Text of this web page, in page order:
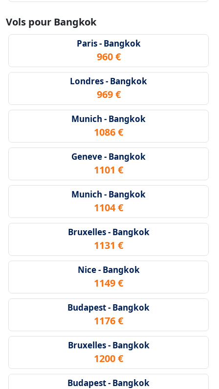
Vols pour Bangkok
Paris - Bangkok
960 €
Londres - Bangkok
969 €
Munich - Bangkok
1086 €
Geneve - Bangkok
1101 €
Munich - Bangkok
1104 €
Bruxelles - Bangkok
1131 €
Nice - Bangkok
1149 €
Budapest - Bangkok
1176 €
Bruxelles - Bangkok
1200 €
Budapest - Bangkok